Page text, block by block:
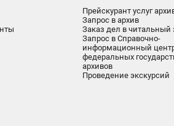
Прейскурант услуг
Запрос в архив
Заказ дел в читальный
Запрос в Справочно-
информационный
федеральных
архивов
Проведение экскурсий